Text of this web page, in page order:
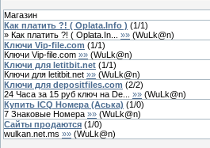
Магазин
Как платить ?! ( Oplata.Info ) (1/1)
» Как платить ?! ( Oplata.In...
»» (WuLk@n)
Ключи Vip-file.com (1/1)
Ключи Vip-file.com »» (WuLk@n)
Ключи для letitbit.net (1/1)
Ключи для letitbit.net »» (WuLk@n)
Ключи для depositfiles.com (2/2)
24 Часа за 15 руб ключ на De...
»» (WuLk@n)
Купить ICQ Номера (Аська) (1/0)
7 Знаковые Номера »» (WuLk@n)
Сайты продаются (1/0)
wulkan.net.ms »» (WuLk@n)